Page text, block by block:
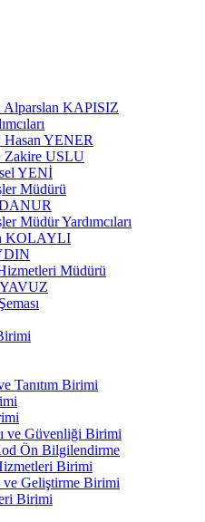
Alparslan KAPISIZ
Hasan YENER
Zakire USLU
YENİ
Müdürü
Müdür Yardımcıları
KOLAYLI
Müdürü
Tanıtım Birimi
ve Güvenliği Birimi
Ön Bilgilendirme
Birimi
ve Geliştirme Birimi
Birimi